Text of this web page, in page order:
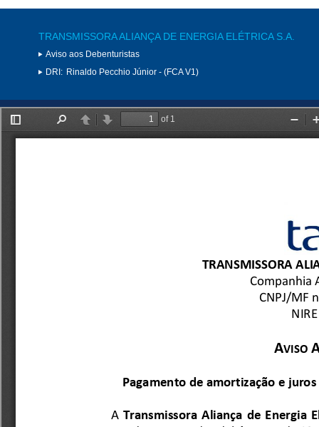
TRANSMISSORA ALIANÇA DE ENERGIA ELÉTRICA S.A.
Aviso aos Debenturistas
DRI: Rinaldo Pecchio Júnior - (FCA V1)